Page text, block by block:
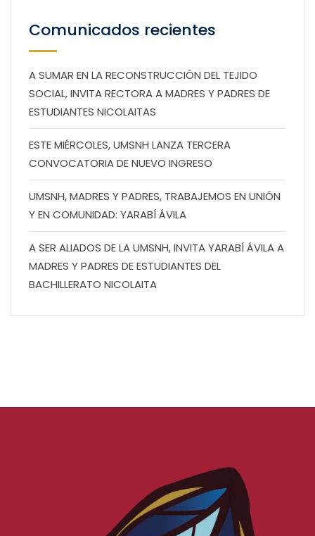
Comunicados recientes
A SUMAR EN LA RECONSTRUCCIÓN DEL TEJIDO
SOCIAL, INVITA RECTORA A MADRES Y PADRES DE
ESTUDIANTES NICOLAITAS
ESTE MIÉRCOLES, UMSNH LANZA TERCERA
CONVOCATORIA DE NUEVO INGRESO
UMSNH, MADRES Y PADRES, TRABAJEMOS EN UNIÓN
Y EN COMUNIDAD: YARABÍ ÁVILA
A SER ALIADOS DE LA UMSNH, INVITA YARABÍ ÁVILA A
MADRES Y PADRES DE ESTUDIANTES DEL
BACHILLERATO NICOLAITA